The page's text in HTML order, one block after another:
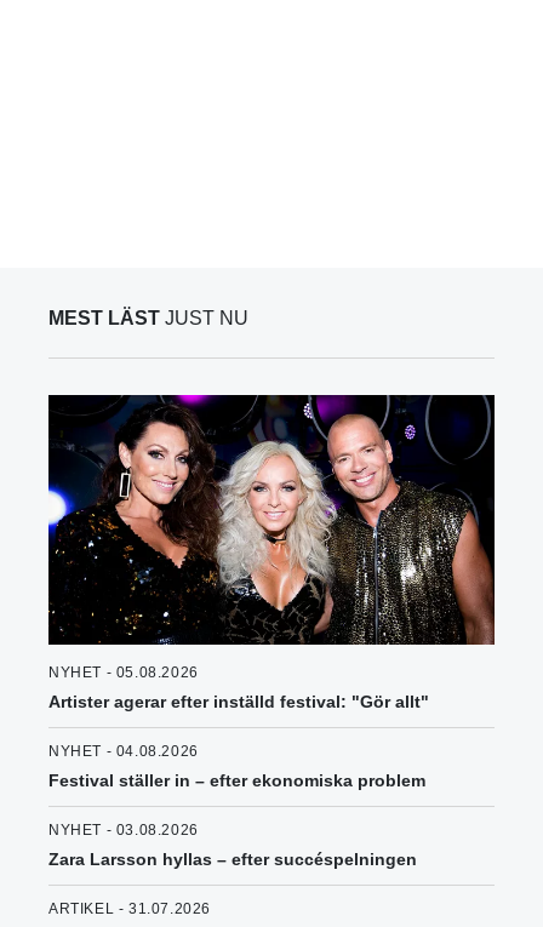
MEST LÄST JUST NU
NYHET - 05.08.2026
Artister agerar efter inställd festival: "Gör allt"
NYHET - 04.08.2026
Festival ställer in – efter ekonomiska problem
NYHET - 03.08.2026
Zara Larsson hyllas – efter succéspelningen
ARTIKEL - 31.07.2026